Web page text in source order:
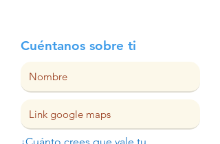
Cuéntanos sobre ti